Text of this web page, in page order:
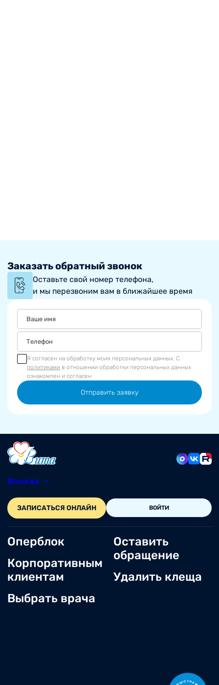
Заказать обратный звонок
Оставьте свой номер телефона,
и мы перезвоним вам в ближайшее время
Я согласен на обработку моих персональных данных. С
политиками в отношении обработки персональных данных
ознакомлен и согласен
Отправить заявку
Вологда
ЗАПИСАТЬСЯ ОНЛАЙН ВОЙТИ
Оперблок
Корпоративным
клиентам
Выбрать врача
Оставить
обращение
Удалить клеща